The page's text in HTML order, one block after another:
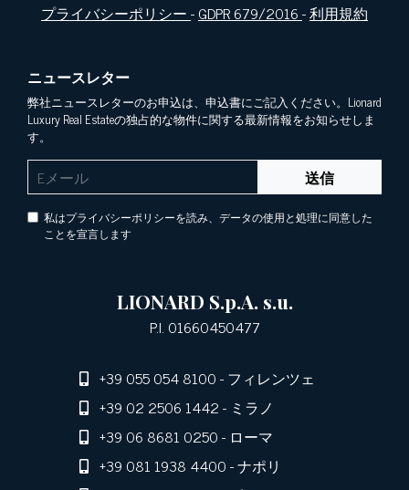
プライバシーポリシー-GDPR 679/2016-利用規約
ニュースレター
弊社ニュースレターのお申込は、申込書にご記入ください。Lionard
Luxury Real Estateの独占的な物件に関する最新情報をお知らせしま
す。
送信
私はプライバシーポリシーを読み、データの使用と処理に同意した
ことを宣言します
LIONARD S.p.A. s.u.
P.I. 01660450477
+39 055 054 8100- フィレンツェ
+39 02 2506 1442- ミラノ
+39 06 8681 0250- ローマ
+39 081 1938 4400- ナポリ